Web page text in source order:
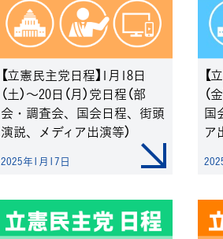
【立憲民主党日程】1月18日
（土）～20日（月）党日程（部
会・調査会、国会日程、街頭
演説、メディア出演等）
2025年1月17日
【
（
国
ア